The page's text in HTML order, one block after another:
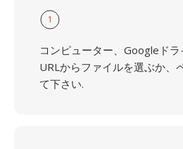
1
コンピューター、Googleドラ
URLからファイルを選ぶか、
て下さい.